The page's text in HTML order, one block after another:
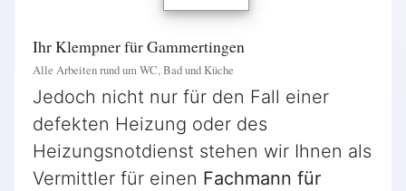
Ihr Klempner für Gammertingen
Alle Arbeiten rund um WC, Bad und Küche
Jedoch nicht nur für den Fall einer
defekten Heizung oder des
Heizungsnotdienst stehen wir Ihnen als
Vermittler für einen Fachmann für